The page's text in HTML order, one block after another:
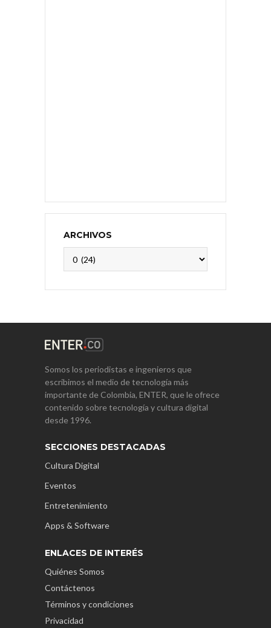
ARCHIVOS
Somos los periodistas e ingenieros que
escribimos el medio de tecnología más
importante de Colombia, ENTER, que le ofrece
contenido sobre tecnología y cultura digital
desde 1996.
SECCIONES DESTACADAS
Cultura Digital
Eventos
Entretenimiento
Apps & Software
ENLACES DE INTERÉS
Quiénes Somos
Contáctenos
Términos y condiciones
Privacidad